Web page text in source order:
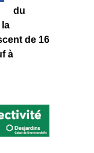
du
la
de 16
à